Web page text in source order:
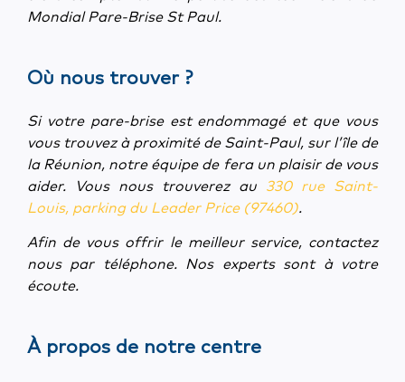
Mondial Pare-Brise St Paul.
Où nous trouver ?
Si votre pare-brise est endommagé et que vous
vous trouvez à proximité de Saint-Paul, sur l’île de
la Réunion, notre équipe de fera un plaisir de vous
aider. Vous nous trouverez au 330 rue Saint-
Louis, parking du Leader Price (97460).
Afin de vous offrir le meilleur service, contactez
nous par téléphone. Nos experts sont à votre
écoute.
À propos de notre centre